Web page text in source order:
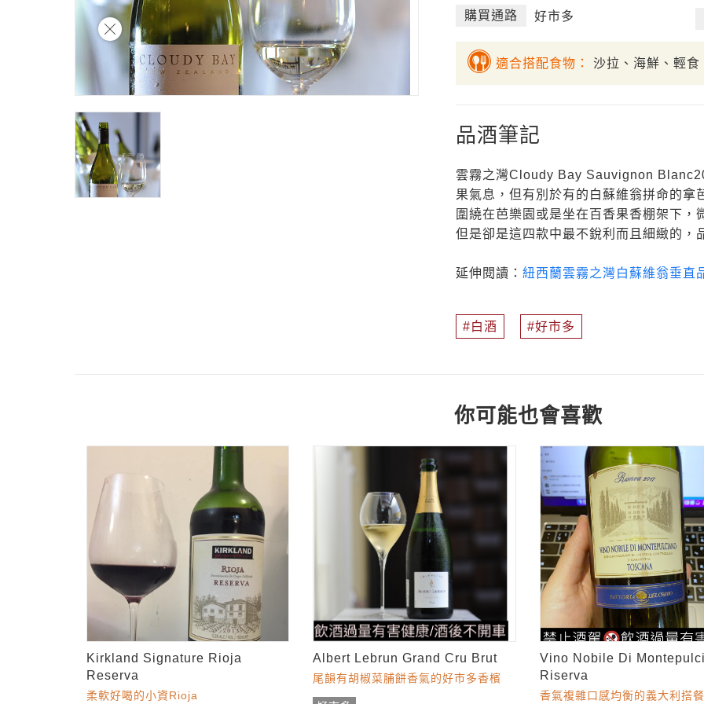
購買通路 好市多
適合搭配食物： 沙拉、海鮮、輕食
品酒筆記
雲霧之灣Cloudy Bay Sauvignon
果氣息，但有別於有的白蘇維翁拼命的
圍繞在芭樂園或是坐在百香果香棚架下
但是卻是這四款中最不銳利而且細緻的，
延伸閱讀： 紐西蘭雲霧之灣白蘇維翁垂直
白酒 好市多
你可能也會喜歡
Kirkland Signature Rioja
Reserva
柔軟好喝的小資Rioja
Albert Lebrun Grand Cru Brut
尾韻有胡椒菜脯餅香氣的好市多香檳
Vino Nobile Di
Riserva
香氣複雜口感均衡的義大利搭